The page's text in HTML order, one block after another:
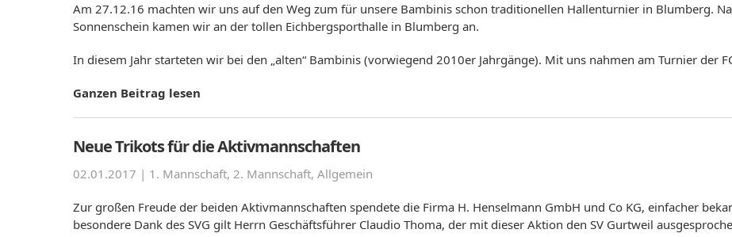
Am 27.12.16 machten wir uns auf den Weg zum für unsere Bambinis schon traditionellen Hallenturnier in Blumberg.
Sonnenschein kamen wir an der tollen Eichbergsporthalle in Blumberg an.
In diesem Jahr starteten wir bei den „alten“ Bambinis (vorwiegend 2010er Jahrgänge). Mit uns nahmen am Turnier der
Ganzen Beitrag lesen
Neue Trikots für die Aktivmannschaften
02.01.2017 | 1. Mannschaft, 2. Mannschaft, Allgemein
Zur großen Freude der beiden Aktivmannschaften spendete die Firma H. Henselmann GmbH und Co KG, einfacher
besondere Dank des SVG gilt Herrn Geschäftsführer Claudio Thoma, der mit dieser Aktion den SV Gurtweil